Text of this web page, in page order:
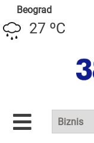
Beograd
27 ºC